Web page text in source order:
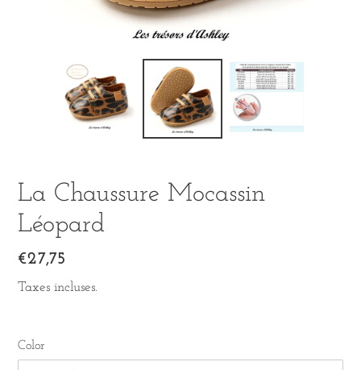
La Chaussure Mocassin
Léopard
Prix
normal
€27,75
Taxes incluses.
Color